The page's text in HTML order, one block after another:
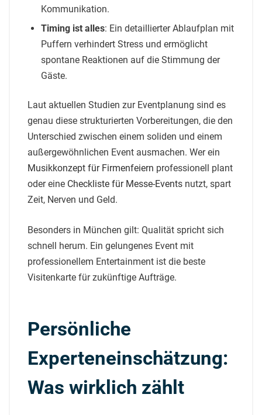
Kommunikation.
Timing ist alles: Ein detaillierter Ablaufplan mit
Puffern verhindert Stress und ermöglicht
spontane Reaktionen auf die Stimmung der
Gäste.
Laut aktuellen Studien zur Eventplanung sind es
genau diese strukturierten Vorbereitungen, die den
Unterschied zwischen einem soliden und einem
außergewöhnlichen Event ausmachen. Wer ein
Musikkonzept für Firmenfeiern professionell plant
oder eine Checkliste für Messe-Events nutzt, spart
Zeit, Nerven und Geld.
Besonders in München gilt: Qualität spricht sich
schnell herum. Ein gelungenes Event mit
professionellem Entertainment ist die beste
Visitenkarte für zukünftige Aufträge.
Persönliche
Experteneinschätzung:
Was wirklich zählt